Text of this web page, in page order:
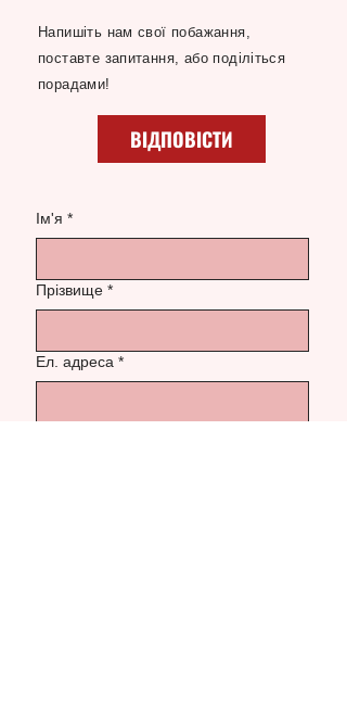
Напишіть нам свої побажання,
поставте запитання, або поділіться
порадами!
ВІДПОВІСТИ
Ім'я *
Прізвище *
Ел. адреса *